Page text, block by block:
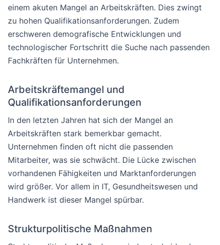
einem akuten Mangel an Arbeitskräften. Dies zwingt
zu hohen Qualifikationsanforderungen. Zudem
erschweren demografische Entwicklungen und
technologischer Fortschritt die Suche nach passenden
Fachkräften für Unternehmen.
Arbeitskräftemangel und
Qualifikationsanforderungen
In den letzten Jahren hat sich der Mangel an
Arbeitskräften stark bemerkbar gemacht.
Unternehmen finden oft nicht die passenden
Mitarbeiter, was sie schwächt. Die Lücke zwischen
vorhandenen Fähigkeiten und Marktanforderungen
wird größer. Vor allem in IT, Gesundheitswesen und
Handwerk ist dieser Mangel spürbar.
Strukturpolitische Maßnahmen